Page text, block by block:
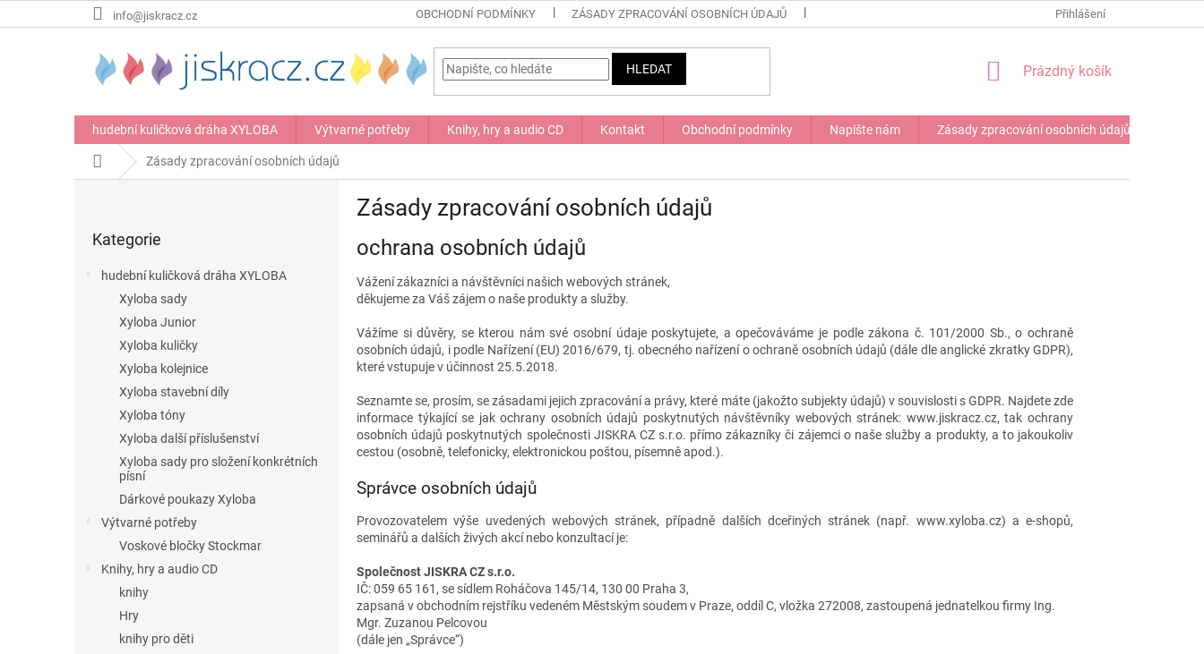
na
info@jiskracz.cz OBCHODNÍ PODMÍNKY ZÁSADY ZPRACOVÁNÍ OSOBNÍCH ÚDAJŮ Přihlášení
HLEDAT
NÁKUPNÍ
Prázdný košík
hudební kuličková dráha XYLOBA Výtvarné potřeby Knihy, hry a audio CD Kontakt Obchodní podmínky Napište nám Zásady zpracování osobních údajů
Domů Zásady zpracování osobních údajů
kategorie
Kategorie
hudební kuličková dráha XYLOBA
Xyloba sady
Xyloba Junior
Xyloba kuličky
Xyloba kolejnice
Xyloba stavební díly
Xyloba tóny
Xyloba další příslušenství
Xyloba sady pro složení konkrétních
písní
Dárkové poukazy Xyloba
Výtvarné potřeby
Voskové bločky Stockmar
Knihy, hry a audio CD
knihy
Hry
knihy pro děti
Zásady zpracování osobních údajů
ochrana osobních údajů
Vážení zákazníci a návštěvníci našich webových stránek,
děkujeme za Váš zájem o naše produkty a služby.
Vážíme si důvěry, se kterou nám své osobní údaje poskytujete, a opečováváme je podle zákona č. 101/2000 Sb., o ochraně
osobních údajů, i podle Nařízení (EU) 2016/679, tj. obecného nařízení o ochraně osobních údajů (dále dle anglické zkratky GDPR),
které vstupuje v účinnost 25.5.2018.
Seznamte se, prosím, se zásadami jejich zpracování a právy, které máte (jakožto subjekty údajů) v souvislosti s GDPR. Najdete zde
informace týkající se jak ochrany osobních údajů poskytnutých návštěvníky webových stránek: www.jiskracz.cz, tak ochrany
osobních údajů poskytnutých společnosti JISKRA CZ s.r.o. přímo zákazníky či zájemci o naše služby a produkty, a to jakoukoliv
cestou (osobně, telefonicky, elektronickou poštou, písemně apod.).
Správce osobních údajů
Provozovatelem výše uvedených webových stránek, případně dalších dceřiných stránek (např. www.xyloba.cz) a e-shopů,
seminářů a dalších živých akcí nebo konzultací je:
Společnost JISKRA CZ s.r.o.
IČ: 059 65 161, se sídlem Roháčova 145/14, 130 00 Praha 3,
zapsaná v obchodním rejstříku vedeném Městským soudem v Praze, oddíl C, vložka 272008, zastoupená jednatelkou firmy Ing.
Mgr. Zuzanou Pelcovou
(dále jen „Správce“)